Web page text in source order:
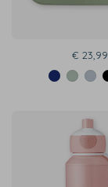
€ 23,99